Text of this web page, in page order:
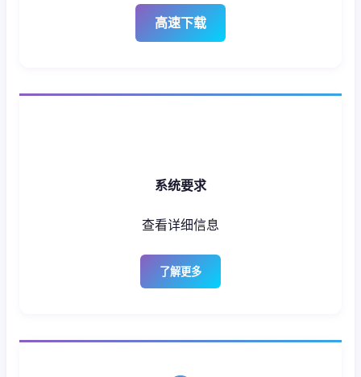
高速下载
系统要求
查看详细信息
了解更多